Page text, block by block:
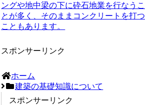
ングや地中梁の下に砕石地業を行なうこ
とが多く、そのままコンクリートを打つ
こともあります。
スポンサーリンク
ホーム
建築の基礎知識について
スポンサーリンク